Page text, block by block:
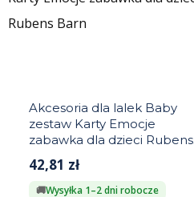
Akcesoria dla lalek Baby
zestaw Karty Emocje
zabawka dla dzieci Rubens
Barn
42,81 zł
Wysyłka 1–2 dni robocze